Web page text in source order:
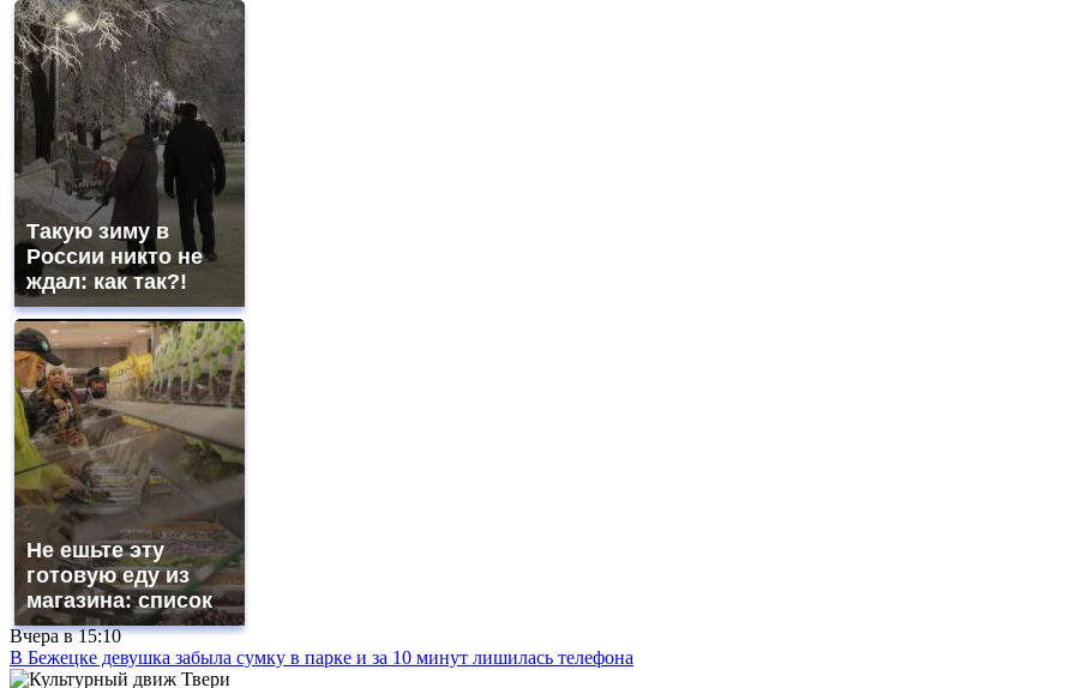
Такую зиму в
России никто не
ждал: как так?!
Не ешьте эту
готовую еду из
магазина: список
Вчера в15:10
В Бежецке девушка забыла сумку в парке и за 10 минут лишилась телефона